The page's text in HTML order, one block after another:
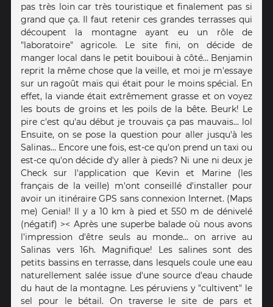
pas très loin car très touristique et finalement pas si
grand que ça. Il faut retenir ces grandes terrasses qui
découpent la montagne ayant eu un rôle de
"laboratoire" agricole. Le site fini, on décide de
manger local dans le petit bouiboui à côté… Benjamin
reprit la même chose que la veille, et moi je m'essaye
sur un ragoût maïs qui était pour le moins spécial. En
effet, la viande était extrêmement grasse et on voyez
les bouts de groins et les poils de la bête. Beurk! Le
pire c'est qu'au début je trouvais ça pas mauvais... lol
Ensuite, on se pose la question pour aller jusqu'à les
Salinas… Encore une fois, est-ce qu'on prend un taxi ou
est-ce qu'on décide d'y aller à pieds? Ni une ni deux je
Check sur l'application que Kevin et Marine (les
français de la veille) m'ont conseillé d'installer pour
avoir un itinéraire GPS sans connexion Internet. (Maps
me) Genial! Il y a 10 km à pied et 550 m de dénivelé
(négatif) >< Après une superbe balade où nous avons
l'impression d'être seuls au monde... on arrive au
Salinas vers 16h. Magnifique! Les salines sont des
petits bassins en terrasse, dans lesquels coule une eau
naturellement salée issue d'une source d'eau chaude
du haut de la montagne. Les péruviens y "cultivent" le
sel pour le bétail. On traverse le site de pars et